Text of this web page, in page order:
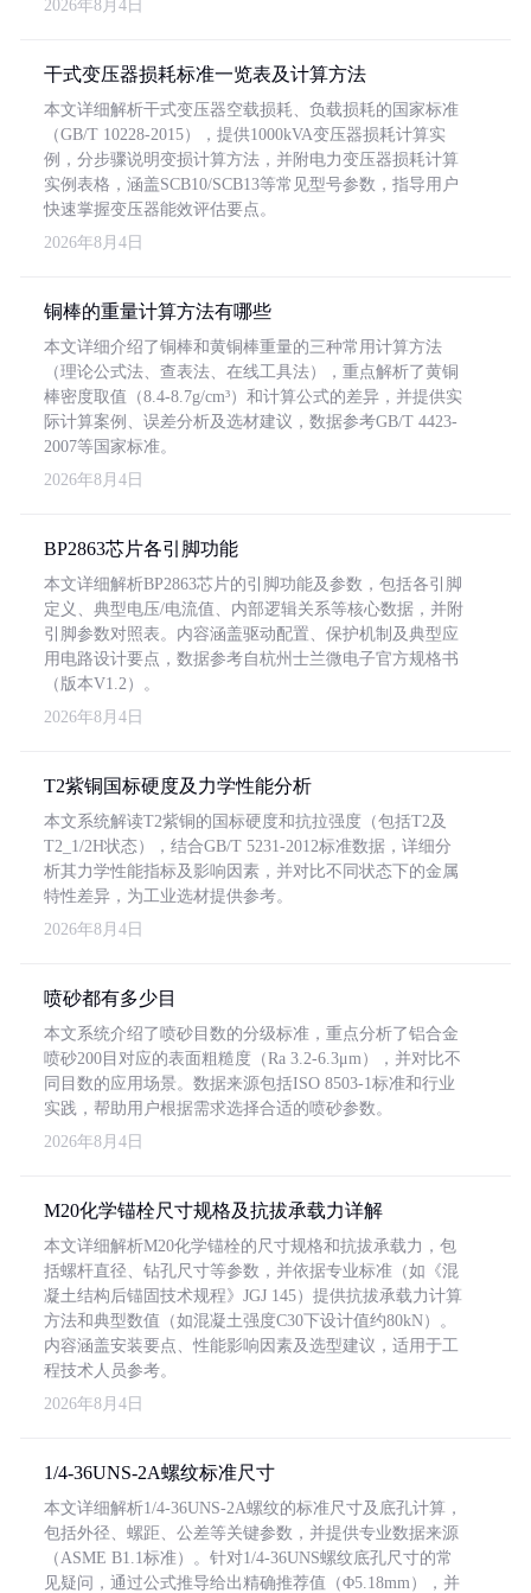
2026年8月4日
干式变压器损耗标准一览表及计算方法
本文详细解析干式变压器空载损耗、负载损耗的国家标准
（GB/T 10228-2015），提供1000kVA变压器损耗计算实
例，分步骤说明变损计算方法，并附电力变压器损耗计算
实例表格，涵盖SCB10/SCB13等常见型号参数，指导用户
快速掌握变压器能效评估要点。
2026年8月4日
铜棒的重量计算方法有哪些
本文详细介绍了铜棒和黄铜棒重量的三种常用计算方法
（理论公式法、查表法、在线工具法），重点解析了黄铜
棒密度取值（8.4-8.7g/cm³）和计算公式的差异，并提供实
际计算案例、误差分析及选材建议，数据参考GB/T 4423-
2007等国家标准。
2026年8月4日
BP2863芯片各引脚功能
本文详细解析BP2863芯片的引脚功能及参数，包括各引脚
定义、典型电压/电流值、内部逻辑关系等核心数据，并附
引脚参数对照表。内容涵盖驱动配置、保护机制及典型应
用电路设计要点，数据参考自杭州士兰微电子官方规格书
（版本V1.2）。
2026年8月4日
T2紫铜国标硬度及力学性能分析
本文系统解读T2紫铜的国标硬度和抗拉强度（包括T2及
T2_1/2H状态），结合GB/T 5231-2012标准数据，详细分
析其力学性能指标及影响因素，并对比不同状态下的金属
特性差异，为工业选材提供参考。
2026年8月4日
喷砂都有多少目
本文系统介绍了喷砂目数的分级标准，重点分析了铝合金
喷砂200目对应的表面粗糙度（Ra 3.2-6.3μm），并对比不
同目数的应用场景。数据来源包括ISO 8503-1标准和行业
实践，帮助用户根据需求选择合适的喷砂参数。
2026年8月4日
M20化学锚栓尺寸规格及抗拔承载力详解
本文详细解析M20化学锚栓的尺寸规格和抗拔承载力，包
括螺杆直径、钻孔尺寸等参数，并依据专业标准（如《混
凝土结构后锚固技术规程》JGJ 145）提供抗拔承载力计算
方法和典型数值（如混凝土强度C30下设计值约80kN）。
内容涵盖安装要点、性能影响因素及选型建议，适用于工
程技术人员参考。
2026年8月4日
1/4-36UNS-2A螺纹标准尺寸
本文详细解析1/4-36UNS-2A螺纹的标准尺寸及底孔计算，
包括外径、螺距、公差等关键参数，并提供专业数据来源
（ASME B1.1标准）。针对1/4-36UNS螺纹底孔尺寸的常
见疑问，通过公式推导给出精确推荐值（Φ5.18mm），并